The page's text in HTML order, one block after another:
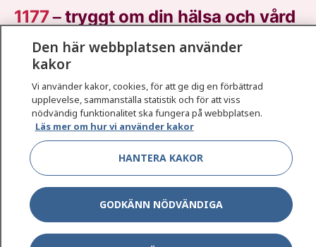
1177–tryggt om din hälsa och vård
På 1177.se får du råd om hälsa och information om
sjukdomar och vilka mottagningar du kan kontakta.
Logga in för att läsa din journal och göra dina
vårdärenden. Ring telefonnummer 1177 för
sjukvårdsrådgivning dygnet runt.
1177 ger dig råd när du vill må bättre.
Show
Den här webbplatsen använder
kakor
Vi använder kakor, cookies, för att ge dig en förbättrad
upplevelse, sammanställa statistik och för att viss
nödvändig funktionalitet ska fungera på webbplatsen.
Läs mer om hur vi använder kakor
HANTERA KAKOR
GODKÄNN NÖDVÄNDIGA